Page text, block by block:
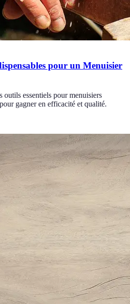
pour un Menuisier
outils essentiels pour menuisiers
gagner en efficacité et qualité.